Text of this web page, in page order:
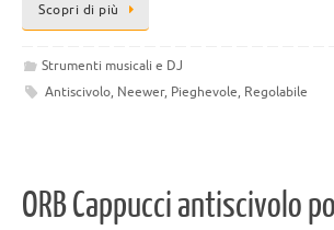
Scopri di più
Strumenti musicali e DJ
Antiscivolo, Neewer, Pieghevole, Regolabile
ORB Cappucci antiscivolo